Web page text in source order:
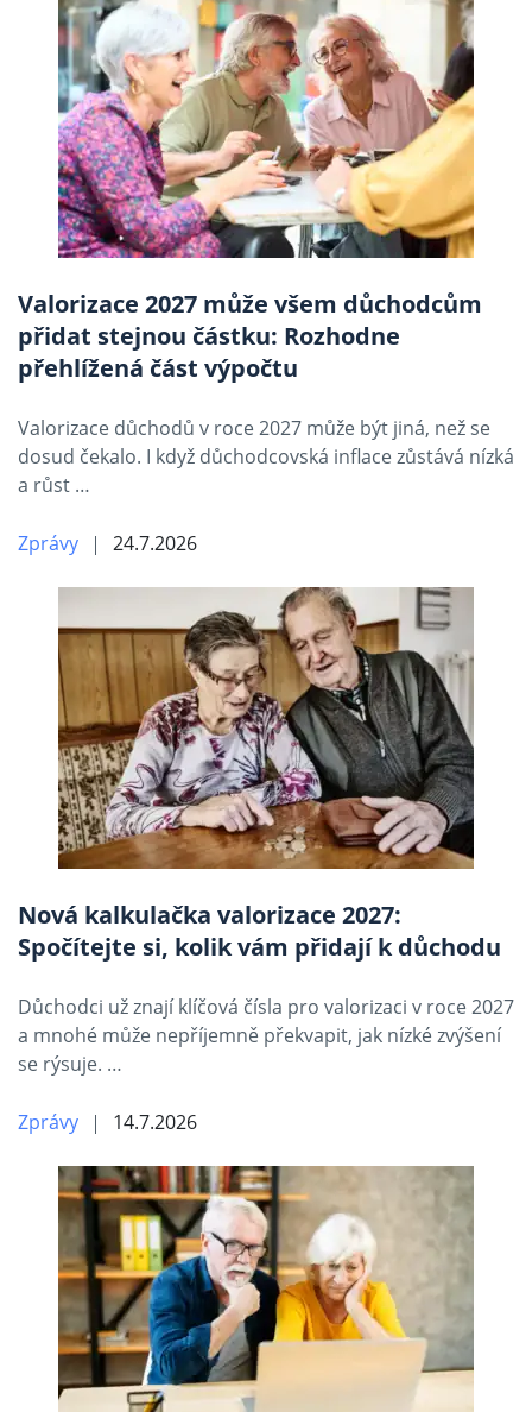
Valorizace 2027 může všem důchodcům
přidat stejnou částku: Rozhodne
přehlížená část výpočtu
Valorizace důchodů v roce 2027 může být jiná, než se
dosud čekalo. I když důchodcovská inflace zůstává nízká
a růst …
Zprávy 24.7.2026
Nová kalkulačka valorizace 2027:
Spočítejte si, kolik vám přidají k důchodu
Důchodci už znají klíčová čísla pro valorizaci v roce 2027
a mnohé může nepříjemně překvapit, jak nízké zvýšení
se rýsuje. …
Zprávy 14.7.2026